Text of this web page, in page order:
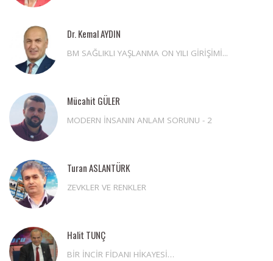
Dr. Kemal AYDIN
BM SAĞLIKLI YAŞLANMA ON YILI GİRİŞİMİ...
Mücahit GÜLER
MODERN İNSANIN ANLAM SORUNU - 2
Turan ASLANTÜRK
ZEVKLER VE RENKLER
Halit TUNÇ
BİR İNCİR FİDANI HİKAYESİ…